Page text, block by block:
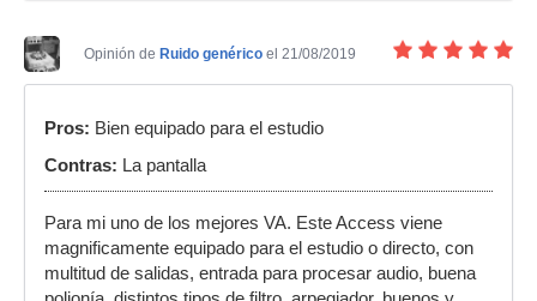
Opinión de Ruido genérico el 21/08/2019
Pros: Bien equipado para el estudio
Contras: La pantalla
Para mi uno de los mejores VA. Este Access viene
magnificamente equipado para el estudio o directo, con
multitud de salidas, entrada para procesar audio, buena